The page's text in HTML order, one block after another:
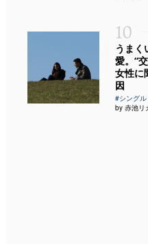
10
うまく
愛。“
女性に
因
#シングル
by 赤池リ